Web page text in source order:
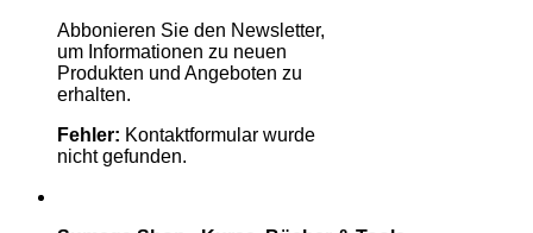
Abbonieren Sie den Newsletter,
um Informationen zu neuen
Produkten und Angeboten zu
erhalten.
Fehler: Kontaktformular wurde
nicht gefunden.